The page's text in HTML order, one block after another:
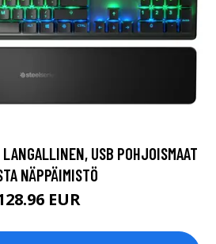
USB POHJOISMAAT
NÄPPÄIMISTÖ
EUR